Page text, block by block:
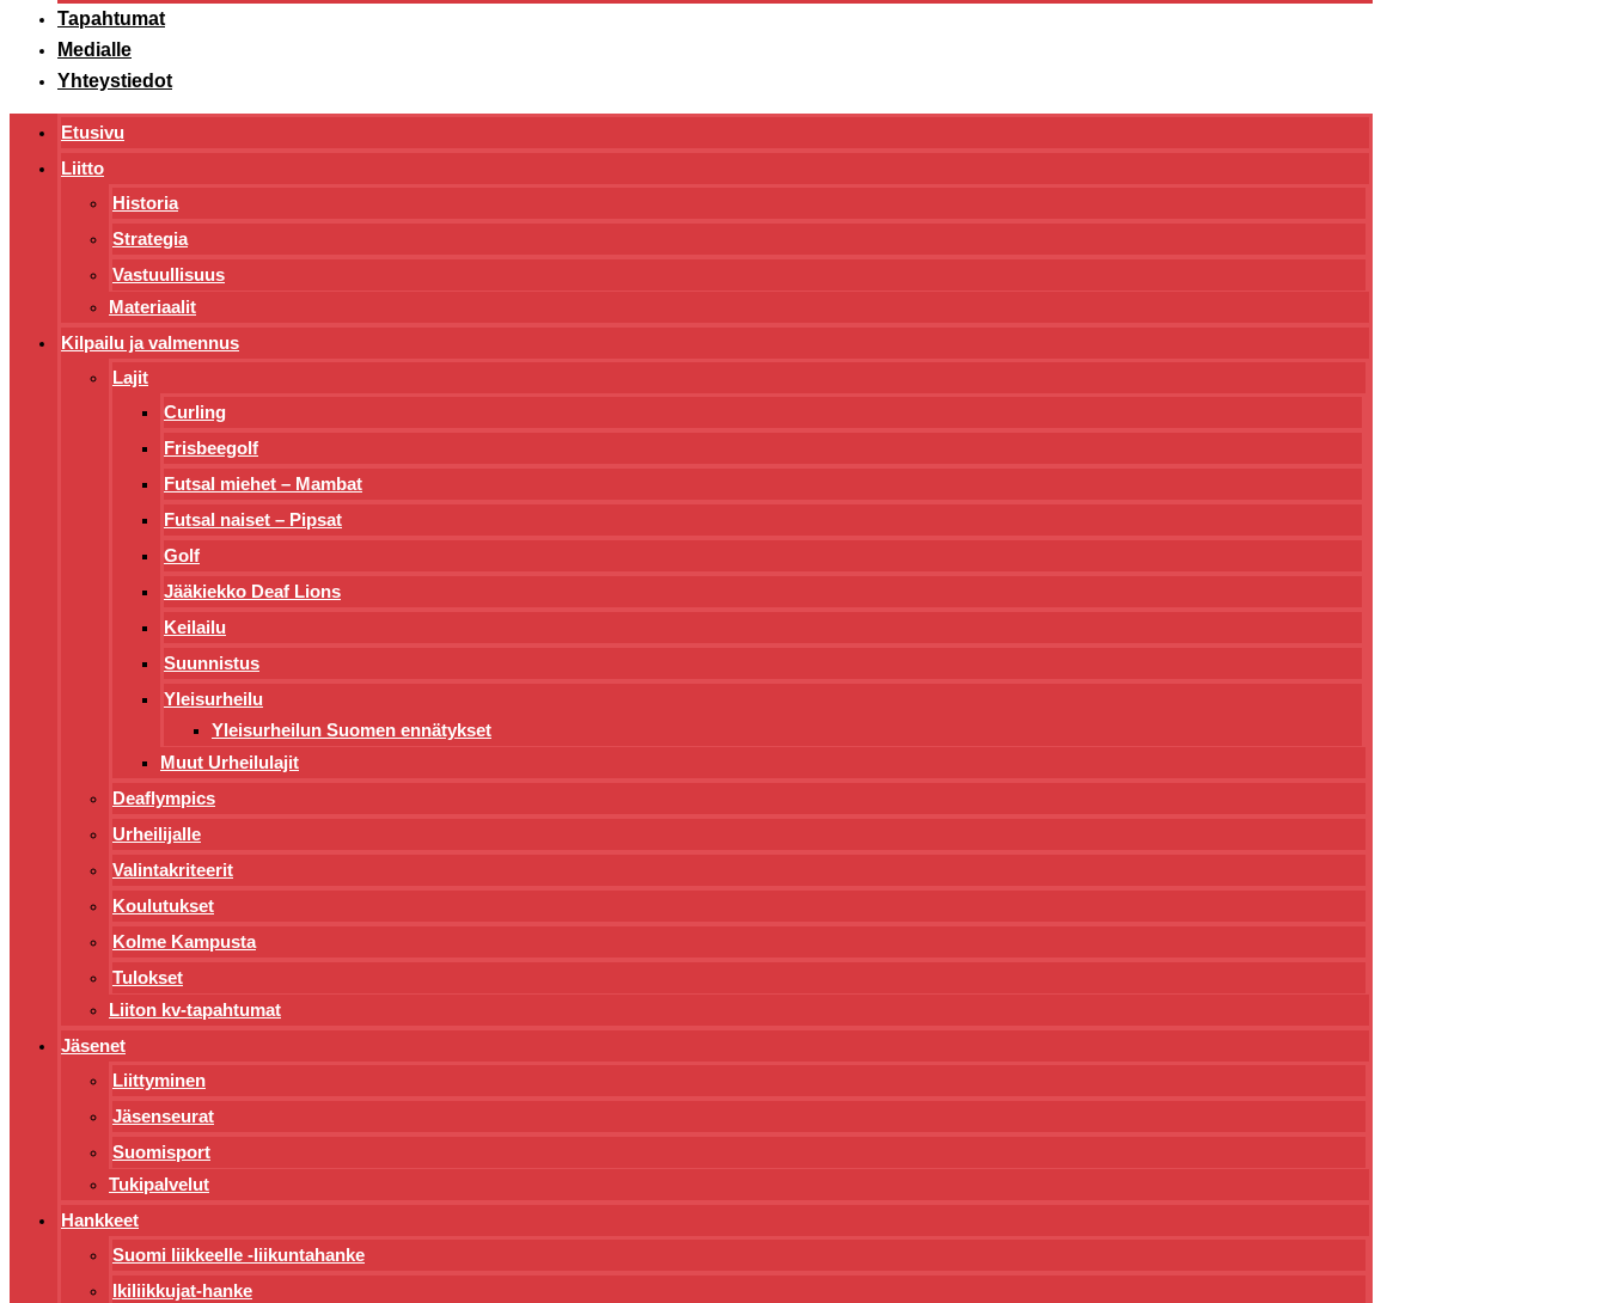
Tapahtumat
Medialle
Yhteystiedot
Etusivu
Liitto
Historia
Strategia
Vastuullisuus
Materiaalit
Kilpailu ja valmennus
Lajit
Curling
Frisbeegolf
Futsal miehet – Mambat
Futsal naiset – Pipsat
Golf
Jääkiekko Deaf Lions
Keilailu
Suunnistus
Yleisurheilu
Yleisurheilun Suomen ennätykset
Muut Urheilulajit
Deaflympics
Urheilijalle
Valintakriteerit
Koulutukset
Kolme Kampusta
Tulokset
Liiton kv-tapahtumat
Jäsenet
Liittyminen
Jäsenseurat
Suomisport
Tukipalvelut
Hankkeet
Suomi liikkeelle -liikuntahanke
Ikiliikkujat-hanke